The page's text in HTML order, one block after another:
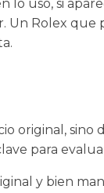
lo usó, si
Rolex que
original, sino
para
y bien